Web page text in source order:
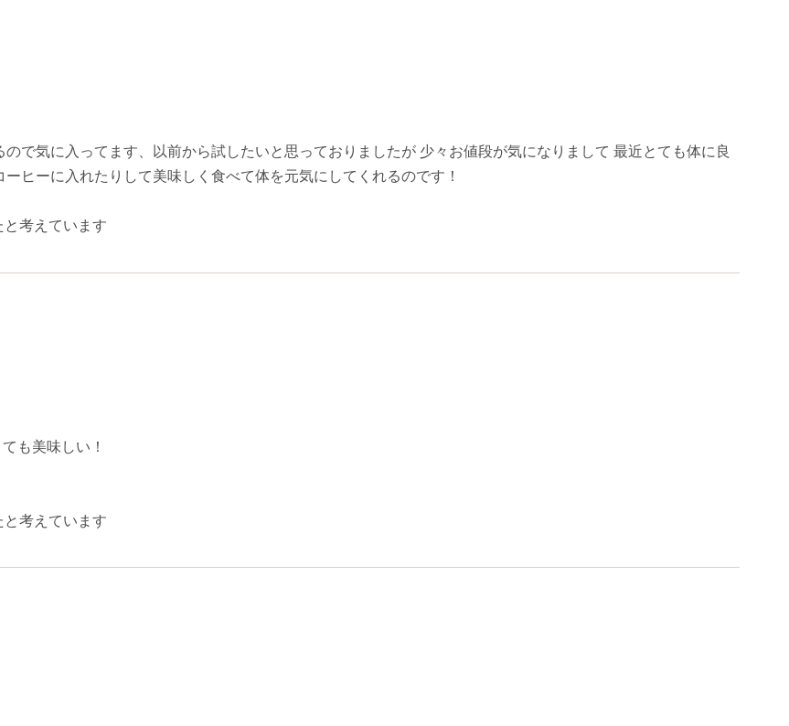
で気に入ってます、以前から試したいと思っておりましたが 少々お値段が気になりまして 最近とても体に良
ヒーに入れたりして美味しく食べて体を元気にしてくれるのです！
と考えています
も美味しい！
考えています